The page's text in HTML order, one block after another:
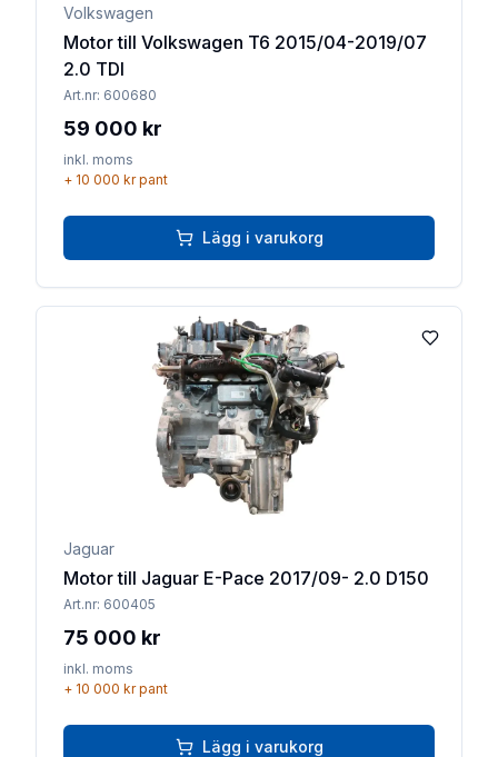
Volkswagen
Motor till Volkswagen T6 2015/04-2019/07
2.0 TDI
Art.nr: 600680
59 000 kr
inkl. moms
+ 10 000 krpant
Lägg i varukorg
Lägg till
Jaguar
Motor till Jaguar E-Pace 2017/09- 2.0 D150
Art.nr: 600405
75 000 kr
inkl. moms
+ 10 000 krpant
Lägg i varukorg